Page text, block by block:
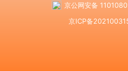
京公网安备
京ICP备